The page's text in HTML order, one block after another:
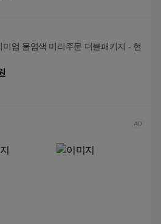
미엄 물염색 미리주문 더블패키지 - 현